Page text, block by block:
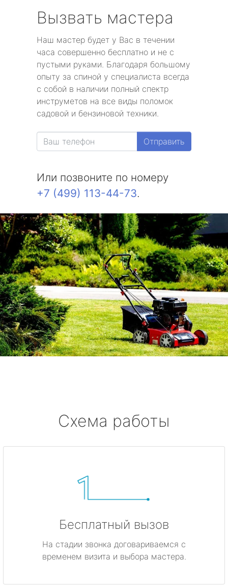
Вызвать мастера
Наш мастер будет у Вас в течении
часа совершенно бесплатно и не с
пустыми руками. Благодаря большому
опыту за спиной у специалиста всегда
с собой в наличии полный спектр
инструметов на все виды поломок
садовой и бензиновой техники.
Отправить
Или позвоните по номеру
+7 (499) 113-44-73.
Схема работы
Бесплатный вызов
На стадии звонка договариваемся с
временем визита и выбора мастера.